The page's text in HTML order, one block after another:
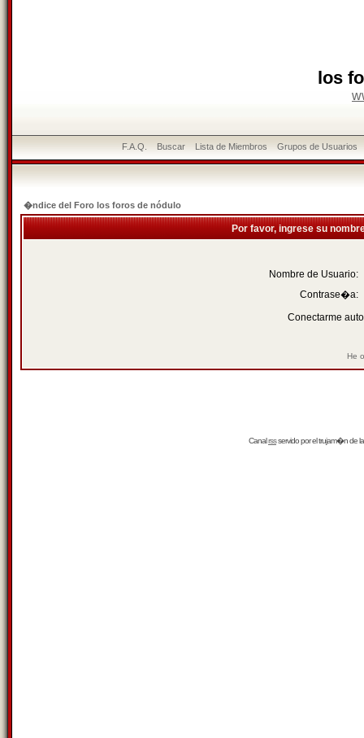
los
F.A.Q. Buscar Lista de Miembros Grupos de Usuarios
�ndice del Foro los foros de nódulo
Por favor, ingrese su
Nombre de Usuario:
Contrase�a:
Conectarme
He
Canalrssservido por eltrujam�nde